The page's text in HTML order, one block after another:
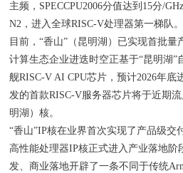
主频，SPECCPU2006分值达到15分/
N2，进入全球RISC-V处理器第一梯队。
目前，“香山”（昆明湖）已实现首批量
计算生态企业进迭时空正基于“昆明湖”
舰RISC-V AI CPU芯片，预计2026年
发的首款RISC-V服务器芯片将于近期
明湖）核。
“香山”IP核在业界首次实现了产品级交
高性能处理器IP核正式进入产业落地阶
发、商业落地开辟了一条不同于传统